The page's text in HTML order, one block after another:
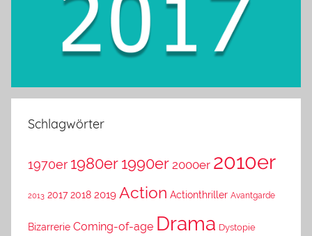
Schlagwörter
1970er 1980er 1990er 2000er 2010er
2013 2017 2018 2019 Action Actionthriller Avantgarde
Bizarrerie Coming-of-age Drama Dystopie